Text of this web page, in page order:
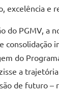
excelência e
do PGMV, a
consolidação
do
a
de futuro –